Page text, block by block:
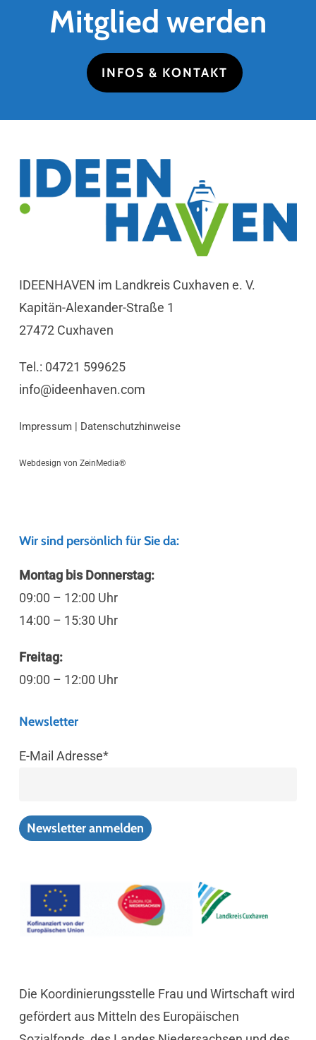
Mitglied werden
INFOS & KONTAKT
IDEENHAVEN im Landkreis Cuxhaven e. V.
Kapitän-Alexander-Straße 1
27472 Cuxhaven
Tel.: 04721 599625
info@ideenhaven.com
Impressum| Datenschutzhinweise
Webdesign von ZeinMedia®
Wir sind persönlich für Sie da:
Montag bis Donnerstag:
09:00 – 12:00 Uhr
14:00 – 15:30 Uhr
Freitag:
09:00 – 12:00 Uhr
Newsletter
E-Mail Adresse*
Die Koordinierungsstelle Frau und Wirtschaft wird
gefördert aus Mitteln des Europäischen